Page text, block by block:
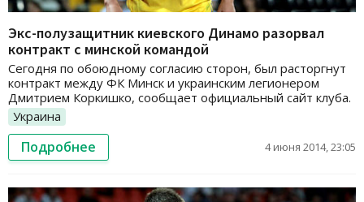
Экс-полузащитник киевского Динамо разорвал
контракт с минской командой
Сегодня по обоюдному согласию сторон, был расторгнут
контракт между ФК Минск и украинским легионером
Дмитрием Коркишко, сообщает официальный сайт клуба.
Украина
Подробнее 4 июня 2014, 23:05